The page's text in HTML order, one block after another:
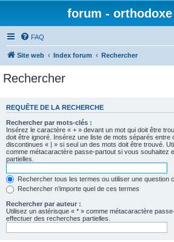
forum -
FAQ
Site web Index forum Rechercher
Rechercher
REQUÊTE DE LA RECHERCHE
Rechercher par mots-clés :
Insérez le caractère « + » devant un mot qui doit être
doit être ignoré. Insérez une liste de mots séparés entre
discontinues « | » si seul un des mots doit être trouvé.
comme métacaractère passe-partout si vous souhaitez
partielles.
Rechercher tous les termes ou utiliser une question
Rechercher n’importe quel de ces termes
Rechercher par auteur :
Utilisez un astérisque « * » comme métacaractère
effectuer des recherches partielles.